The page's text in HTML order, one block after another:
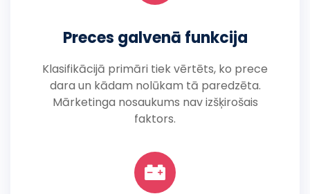
Preces galvenā funkcija
Klasifikācijā primāri tiek vērtēts, ko prece
dara un kādam nolūkam tā paredzēta.
Mārketinga nosaukums nav izšķirošais
faktors.